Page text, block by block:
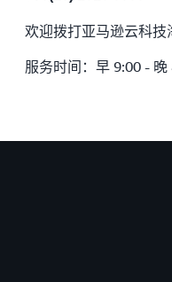
欢迎拨打亚马逊云科技
服务时间：早 9:00 -